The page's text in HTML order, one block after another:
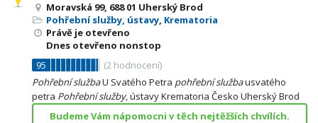
Moravská 99, 688 01 Uherský Brod
Pohřební služby, ústavy, Krematoria
Právě je otevřeno
Dnes otevřeno nonstop
95
(2 hodnocení)
PohřebníslužbaU Svatého Petra pohřebníslužbausvatého
petra Pohřebníslužby, ústavy Krematoria Česko Uherský Brod
Budeme Vám nápomocni v těch nejtěžších chvílích.